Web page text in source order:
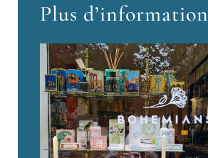
Plus d’information